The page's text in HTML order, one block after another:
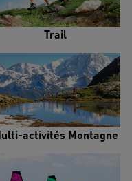
Trail
activités Montagne